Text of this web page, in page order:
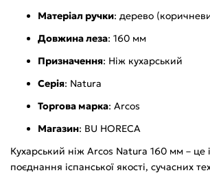
Матеріал ручки: дерево
Довжина леза: 160 мм
Призначення: Ніж кухарський
Серія: Natura
Торгова марка: Arcos
Магазин: BU HORECA
Кухарський ніж Arcos Natura 160 мм – це
поєднання іспанської якості, сучасних